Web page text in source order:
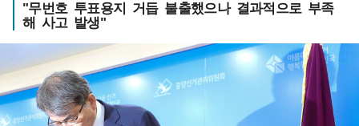
"무번호 투표용지 거듭 불출했으나 결과적으로 부족
해 사고 발생"